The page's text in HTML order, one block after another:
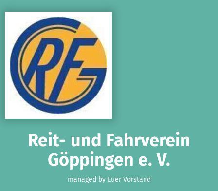
Reit- und Fahrverein
Göppingen e. V.
managed by Euer Vorstand